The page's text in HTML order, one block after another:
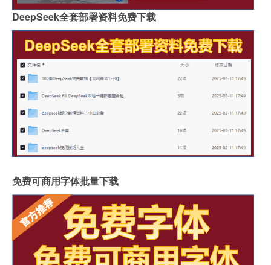
DeepSeek全套部署资料免费下载
免费可商用字体批量下载